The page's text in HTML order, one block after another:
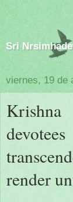
Sri
viernes, 19 de
render